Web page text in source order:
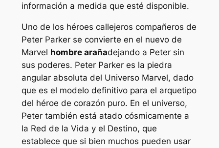
información a medida que esté disponible.
Uno de los héroes callejeros compañeros de
Peter Parker se convierte en el nuevo de
Marvel hombre arañadejando a Peter sin
sus poderes. Peter Parker es la piedra
angular absoluta del Universo Marvel, dado
que es el modelo definitivo para el arquetipo
del héroe de corazón puro. En el universo,
Peter también está atado cósmicamente a
la Red de la Vida y el Destino, que
establece que si bien muchos pueden usar